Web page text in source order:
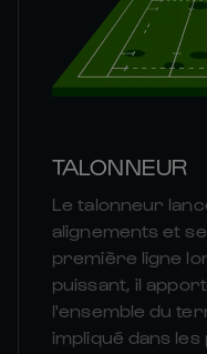
TALONNEUR
Le talonneur
alignements et
première ligne
puissant, il
l'ensemble du
impliqué dans